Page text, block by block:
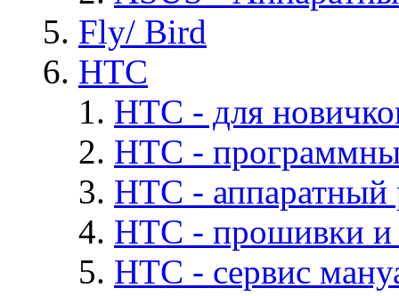
Fly/ Bird
HTC
HTC - для
HTC -
HTC - аппаратный
HTC - прошивки
HTC - cервис